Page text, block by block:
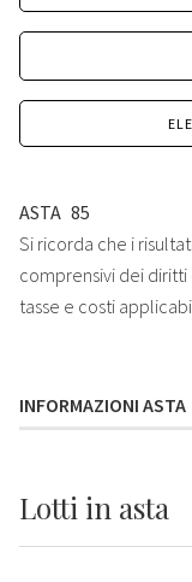
ASTA 85
Si ricorda che i
comprensivi dei
tasse e costi
INFORMAZIONI ASTA
Lotti in asta